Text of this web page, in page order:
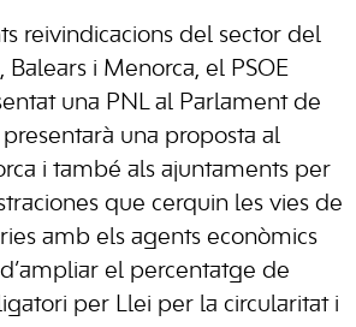
reivindicacions del sector del
Balears i Menorca, el PSOE
una PNL al Parlament de
presentarà una proposta al
i també als ajuntaments per
que cerquin les vies de
amb els agents econòmics
el percentatge de
per Llei per la circularitat i